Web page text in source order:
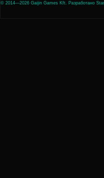
© 2014—2026 Gaijin Games Kft. Разработано